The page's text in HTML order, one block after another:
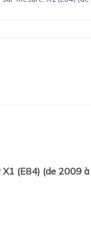
X1 (E84) (de 2009